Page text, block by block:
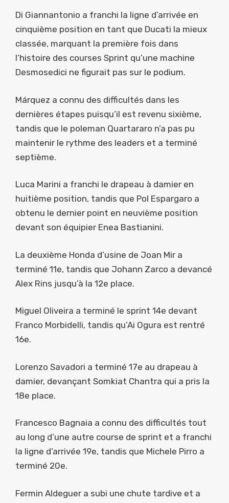
Di Giannantonio a franchi la ligne d’arrivée en
cinquième position en tant que Ducati la mieux
classée, marquant la première fois dans
l’histoire des courses Sprint qu’une machine
Desmosedici ne figurait pas sur le podium.
Márquez a connu des difficultés dans les
dernières étapes puisqu’il est revenu sixième,
tandis que le poleman Quartararo n’a pas pu
maintenir le rythme des leaders et a terminé
septième.
Luca Marini a franchi le drapeau à damier en
huitième position, tandis que Pol Espargaro a
obtenu le dernier point en neuvième position
devant son équipier Enea Bastianini.
La deuxième Honda d’usine de Joan Mir a
terminé 11e, tandis que Johann Zarco a devancé
Alex Rins jusqu’à la 12e place.
Miguel Oliveira a terminé le sprint 14e devant
Franco Morbidelli, tandis qu’Ai Ogura est rentré
16e.
Lorenzo Savadori a terminé 17e au drapeau à
damier, devançant Somkiat Chantra qui a pris la
18e place.
Francesco Bagnaia a connu des difficultés tout
au long d’une autre course de sprint et a franchi
la ligne d’arrivée 19e, tandis que Michele Pirro a
terminé 20e.
Fermin Aldeguer a subi une chute tardive et a